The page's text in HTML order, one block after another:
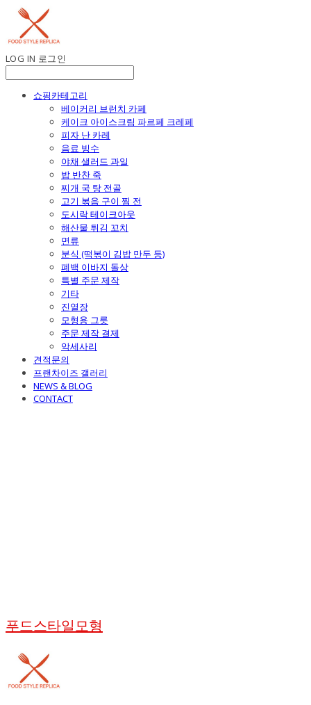
LOG IN 로그인
쇼핑카테고리
베이커리 브런치 카페
케이크 아이스크림 파르페 크레페
피자 난 카레
음료 빙수
야채 샐러드 과일
밥 반찬 죽
찌개 국 탕 전골
고기 볶음 구이 찜 전
도시락 테이크아웃
해산물 튀김 꼬치
면류
분식 (떡볶이 김밥 만두 등)
폐백 이바지 돌상
특별 주문 제작
기타
진열장
모형용 그릇
주문 제작 결제
악세사리
견적문의
프랜차이즈 갤러리
NEWS & BLOG
CONTACT
푸드스타일모형